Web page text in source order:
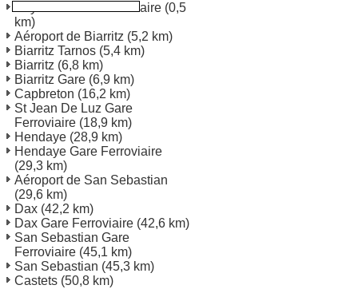
Bayonne Gare Ferroviaire (0,5
km)
Aéroport de Biarritz (5,2 km)
Biarritz Tarnos (5,4 km)
Biarritz (6,8 km)
Biarritz Gare (6,9 km)
Capbreton (16,2 km)
St Jean De Luz Gare
Ferroviaire (18,9 km)
Hendaye (28,9 km)
Hendaye Gare Ferroviaire
(29,3 km)
Aéroport de San Sebastian
(29,6 km)
Dax (42,2 km)
Dax Gare Ferroviaire (42,6 km)
San Sebastian Gare
Ferroviaire (45,1 km)
San Sebastian (45,3 km)
Castets (50,8 km)